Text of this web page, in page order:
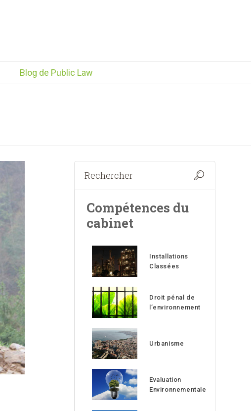
Blog de Public Law
Compétences du
cabinet
Installations
Classées
Droit pénal de
l’environnement
Urbanisme
Evaluation
Environnementale